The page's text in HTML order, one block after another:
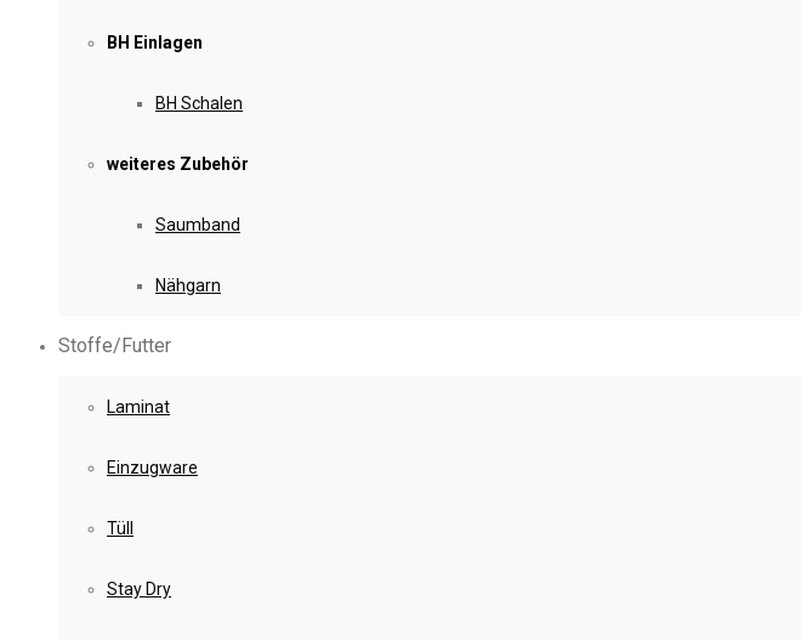
BH Einlagen
BH Schalen
weiteres Zubehör
Saumband
Nähgarn
Stoffe/Futter
Laminat
Einzugware
Tüll
Stay Dry